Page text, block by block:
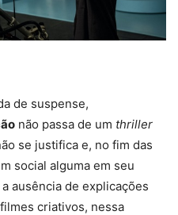
de suspense,
não passa de um thriller
se justifica e, no fim das
social alguma em seu
ausência de explicações
criativos, nessa